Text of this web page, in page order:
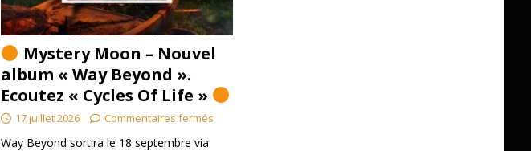
Mystery Moon – Nouvel
album « Way Beyond ».
Ecoutez « Cycles Of Life »
17 juillet 2026 Commentaires fermés
Way Beyond sortira le 18 septembre via